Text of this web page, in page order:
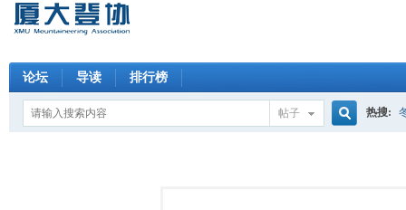
论坛 导读 排行榜
帖子 热搜: